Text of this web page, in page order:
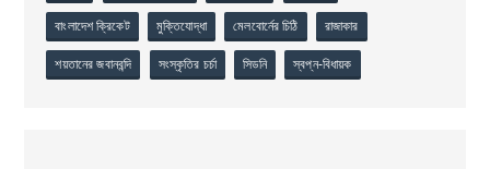
বাংলাদেশ ক্রিকেট মুক্তিযোদ্ধা মেলবোর্নের চিঠি রাজাকার
শয়তানের জবানবন্দি সংস্কৃতির চর্চা সিডনি স্বপ্ন-বিধায়ক